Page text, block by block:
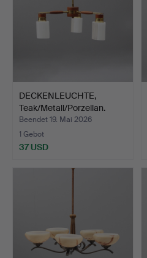
DECKENLEUCHTE,
Teak/Metall/Porzellan.
Beendet 19. Mai 2026
1 Gebot
37 USD